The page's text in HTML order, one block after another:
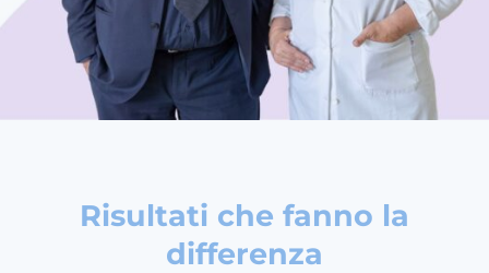
Risultati che fanno la
differenza